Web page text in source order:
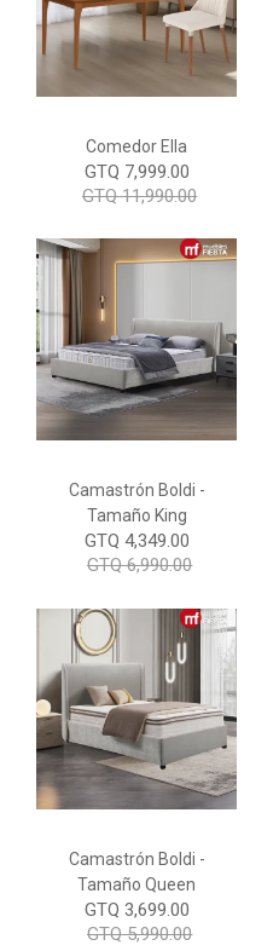
Comedor Ella
GTQ 7,999.00
GTQ 11,990.00
Camastrón Boldi -
Tamaño King
GTQ 4,349.00
GTQ 6,990.00
Camastrón Boldi -
Tamaño Queen
GTQ 3,699.00
GTQ 5,990.00